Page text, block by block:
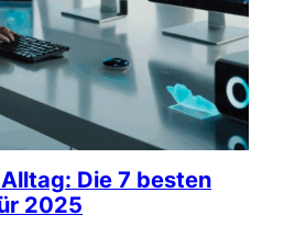
Die 7 besten
2025